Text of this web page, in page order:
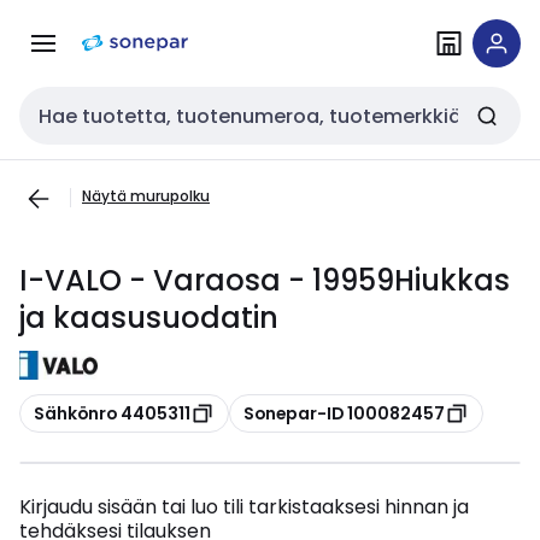
navigointiinsisältöön
Haku
Näytä murupolku
I-VALO - Varaosa - 19959Hiukkas
ja kaasusuodatin
Kopioi
Sähkönro 4405311 Kopioi
Sonepar-ID 100082457
Kirjaudu sisään tai luo tili tarkistaaksesi hinnan ja
tehdäksesi tilauksen